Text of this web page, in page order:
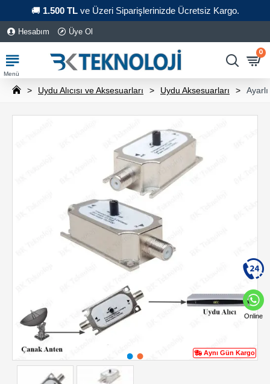
🚚 1.500 TLve Üzeri Siparişlerinizde Ücretsiz Kargo.
Hesabım Üye Ol
0
Uydu Alıcısı ve Aksesuarları Uydu Aksesuarları
Aynı Gün Kargo
Online